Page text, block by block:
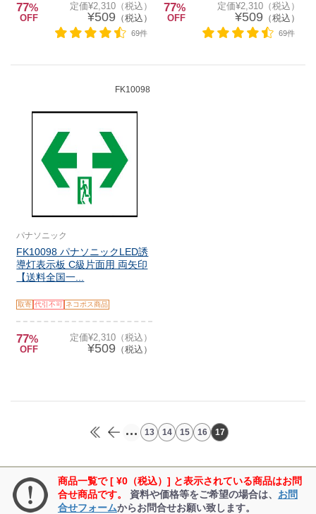
77%
OFF
定価¥2,310（税込）
¥509 （税込）
69件
77%
OFF
定価¥2,310（税込）
¥509 （税込）
69件
FK10098
パナソニック
FK10098 パナソニックLED誘
導灯表示板 C級片面用 両矢印
【送料全国一...
取寄 代引不可 ネコポス商品
77%
OFF
定価¥2,310（税込）
¥509 （税込）
... 13 14 15 16 17
商品一覧で [ ¥0（税込）] と表示されている商品はお問
合せ商品です。
資料や価格等をご希望の場合は、 お問
合せフォームからお問合せお願い致します。